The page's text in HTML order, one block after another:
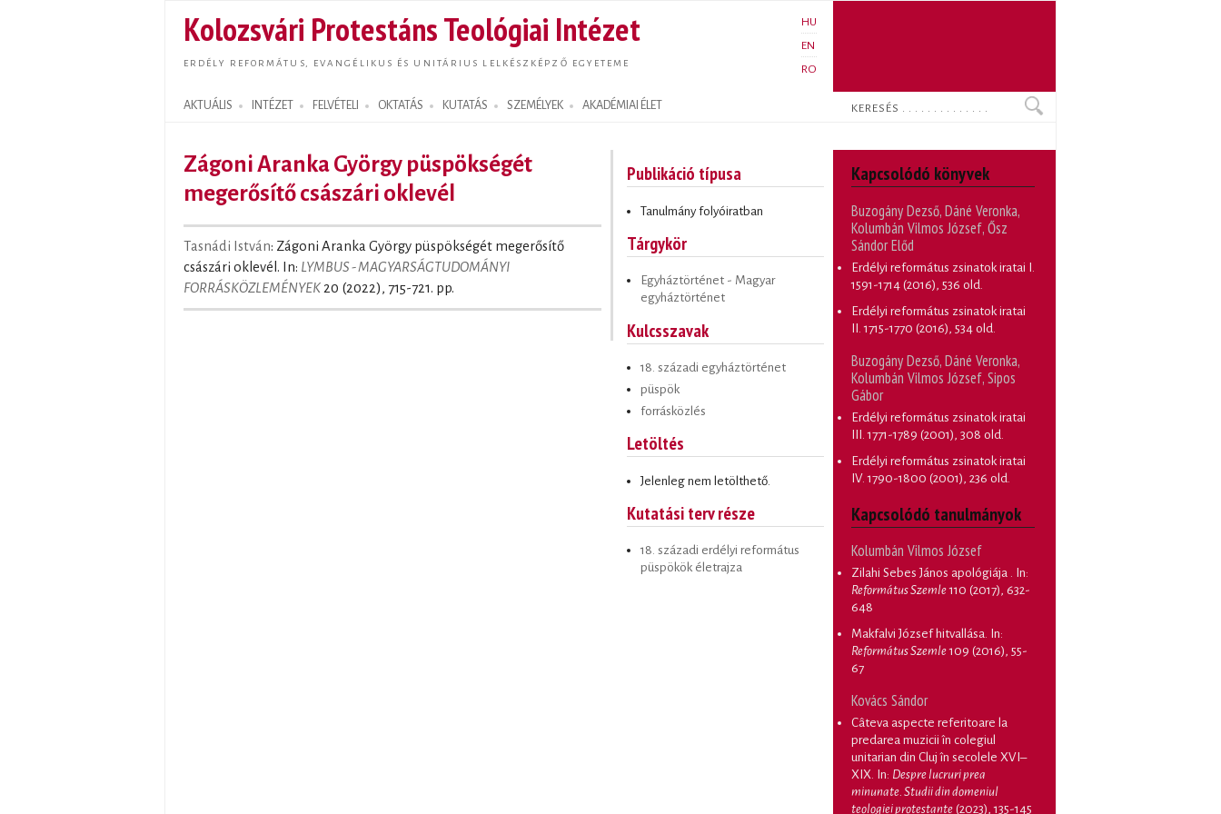
tartalomra
Kolozsvári Protestáns Teológiai Intézet
ERDÉLY REFORMÁTUS, EVANGÉLIKUS ÉS UNITÁRIUS LELKÉSZKÉPZŐ EGYETEME
HU
EN
RO
AKTUÁLIS INTÉZET FELVÉTELI OKTATÁS KUTATÁS SZEMÉLYEK AKADÉMIAI ÉLET
Search form
Keresés
Zágoni Aranka György püspökségét
megerősítő császári oklevél
Tasnádi István: Zágoni Aranka György püspökségét megerősítő
császári oklevél. In: LYMBUS - MAGYARSÁGTUDOMÁNYI
FORRÁSKÖZLEMÉNYEK 20 (2022), 715-721. pp.
Publikáció típusa
Tanulmány folyóiratban
Tárgykör
Egyháztörténet - Magyar
egyháztörténet
Kulcsszavak
18. századi egyháztörténet
püspök
forrásközlés
Letöltés
Jelenleg nem letölthető.
Kutatási terv része
18. századi erdélyi református
püspökök életrajza
Kapcsolódó könyvek
Buzogány Dezső, Dáné Veronka,
Kolumbán Vilmos József, Ősz
Sándor Előd
Erdélyi református zsinatok iratai I.
1591-1714 (2016), 536 old.
Erdélyi református zsinatok iratai
II. 1715-1770 (2016), 534 old.
Buzogány Dezső, Dáné Veronka,
Kolumbán Vilmos József, Sipos
Gábor
Erdélyi református zsinatok iratai
III. 1771-1789 (2001), 308 old.
Erdélyi református zsinatok iratai
IV. 1790-1800 (2001), 236 old.
Kapcsolódó tanulmányok
Kolumbán Vilmos József
Zilahi Sebes János apológiája . In:
Református Szemle110 (2017), 632-
648
Makfalvi József hitvallása. In:
Református Szemle109 (2016), 55-
67
Kovács Sándor
Câteva aspecte referitoare la
predarea muzicii în colegiul
unitarian din Cluj în secolele XVI–
XIX . In: Despre lucruri prea
minunate. Studii din domeniul
teologiei protestante (2023), 135-145